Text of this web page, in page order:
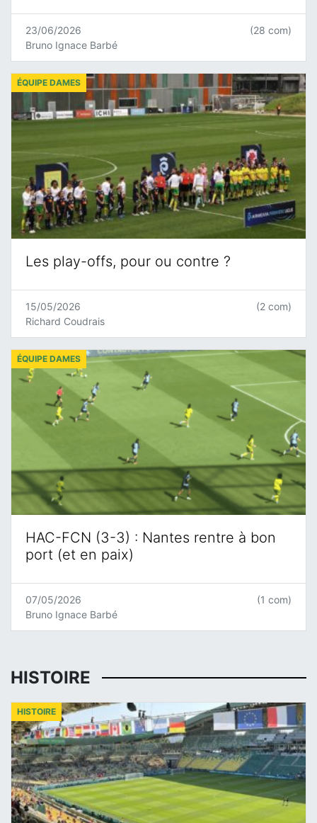
23/06/2026
Bruno Ignace Barbé
(28 com)
Les play-offs, pour ou contre ?
ÉQUIPE DAMES
15/05/2026
Richard Coudrais
(2 com)
HAC-FCN (3-3) : Nantes rentre à bon
port (et en paix)
ÉQUIPE DAMES
07/05/2026
Bruno Ignace Barbé
(1 com)
HISTOIRE
HISTOIRE